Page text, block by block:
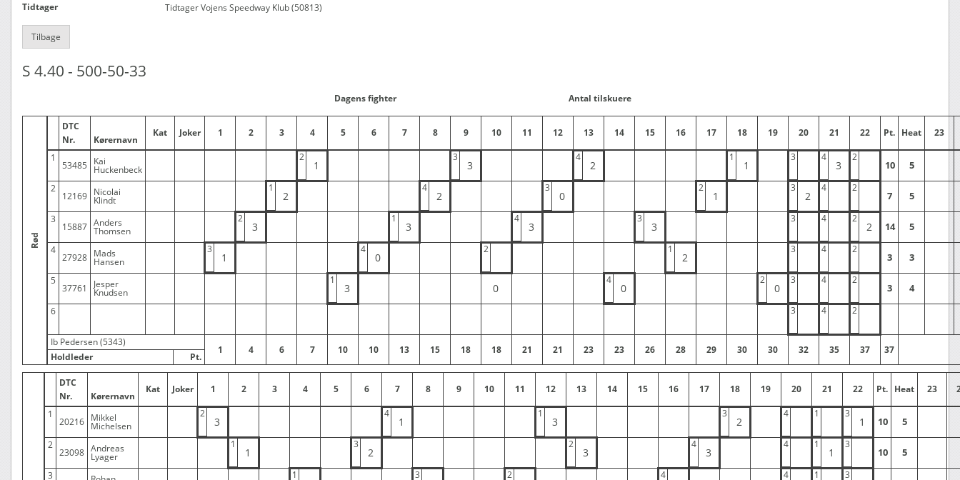
Tidtager Tidtager Vojens Speedway Klub (50813)
Tilbage
S 4.40 - 500-50-33
Dagens fighter Antal tilskuere
Rød
DTC
Nr.
Kørernavn
Kat Joker 1 2 3 4 5 6 7 8 9 10 11 12 13 14 15 16 17 18 19 20 21 22 Pt. Heat 23
1
53485 Kai
Huckenbeck
2
1
3
3
4
2
1
1
3 4
3
2
10 5
2
12169 Nicolai
Klindt
1
2
4
2
3
0
2
1
3
2
4 2
7 5
3
15887 Anders
Thomsen
2
3
1
3
4
3
3
3
3 4 2
2 14 5
4
27928 Mads
Hansen
3
1
4
0
2 1
2
3 4 2
3 3
5
37761 Jesper
Knudsen
1
3 0
4
0
2
0
3 4 2
3 4
6 3 4 2
Ib Pedersen (5343)
Holdleder
Pt.
1 4 6 7 10 10 13 15 18 18 21 21 23 23 26 28 29 30 30 32 35 37 37
DTC
Nr.
Kørernavn
Kat Joker 1 2 3 4 5 6 7 8 9 10 11 12 13 14 15 16 17 18 19 20 21 22 Pt. Heat 23
1
20216 Mikkel
Michelsen
2
3
4
1
1
3
3
2
4 1 3
1 10 5
2
23098 Andreas
Lyager
1
1
3
2
2
3
4
3
4 1
1
3
10 5
3 1 3 2 4 4 1 3